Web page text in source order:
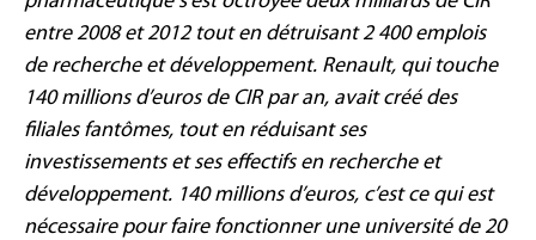
entre 2008 et 2012 tout en détruisant 2 400 emplois
de recherche et développement. Renault, qui touche
140 millions d’euros de CIR par an, avait créé des
filiales fantômes, tout en réduisant ses
investissements et ses effectifs en recherche et
développement. 140 millions d’euros, c’est ce qui est
nécessaire pour faire fonctionner une université de 20